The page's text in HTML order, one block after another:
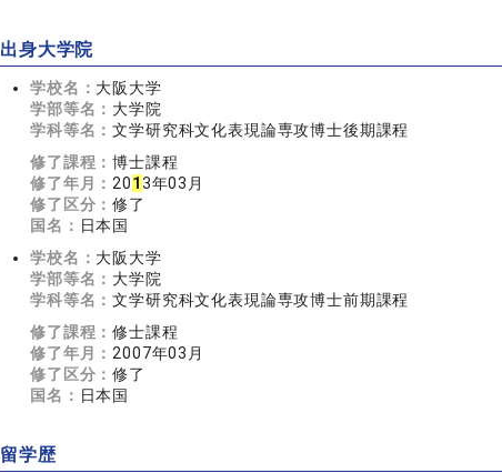
出身大学院
学校名： 大阪大学
学部等名： 大学院
学科等名：文学研究科文化表現論専攻博士後期課程
修了課程：博士課程
修了年月： 2013年03月
修了区分：修了
国名： 日本国
学校名： 大阪大学
学部等名： 大学院
学科等名：文学研究科文化表現論専攻博士前期課程
修了課程：修士課程
修了年月： 2007年03月
修了区分：修了
国名： 日本国
留学歴